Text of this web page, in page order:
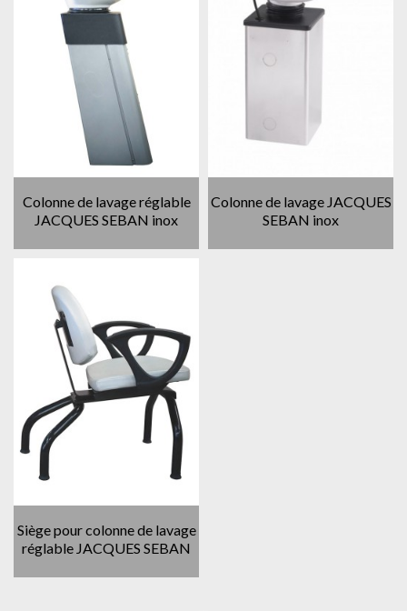
Colonne de lavage réglable
JACQUES SEBAN inox
Colonne de lavage JACQUES
SEBAN inox
Siège pour colonne de lavage
réglable JACQUES SEBAN